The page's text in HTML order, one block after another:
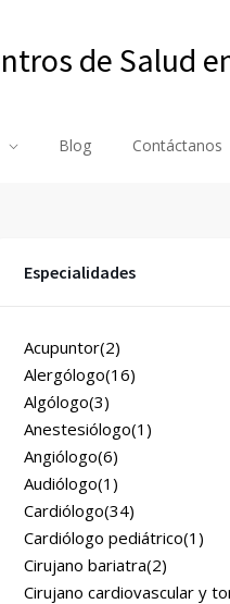
de Salud
Blog Contáctanos
Especialidades
Acupuntor(2)
Alergólogo(16)
Algólogo(3)
Anestesiólogo(1)
Angiólogo(6)
Audiólogo(1)
Cardiólogo(34)
Cardiólogo pediátrico(1)
Cirujano bariatra(2)
Cirujano cardiovascular y